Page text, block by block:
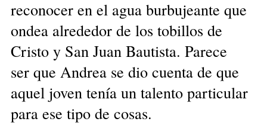
reconocer en el agua burbujeante que
ondea alrededor de los tobillos de
Cristo y San Juan Bautista. Parece
ser que Andrea se dio cuenta de que
aquel joven tenía un talento particular
para ese tipo de cosas.